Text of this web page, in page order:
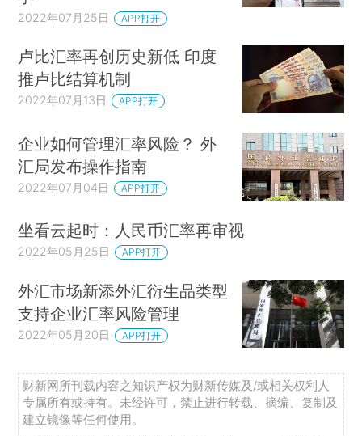
2022年07月25日 APP打开
卢比汇率再创历史新低 印度
推卢比结算机制
2022年07月13日 APP打开
企业如何管理汇率风险？ 外
汇局发布操作指南
2022年07月04日 APP打开
坐看云起时：人民币汇率再审视
2022年05月25日 APP打开
外汇市场新添外汇衍生品类型
支持企业汇率风险管理
2022年05月20日 APP打开
财新网所刊载内容之知识产权为财新传媒及/或相关权利人
专属所有或持有。未经许可，禁止进行转载、摘编、复制及
建立镜像等任何使用。